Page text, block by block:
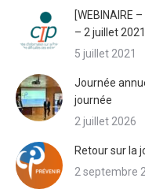
[WEBINAIRE
– 2 juillet 2021
5 juillet 2021
Journée
journée
2 juillet 2026
Retour sur la
2 septembre